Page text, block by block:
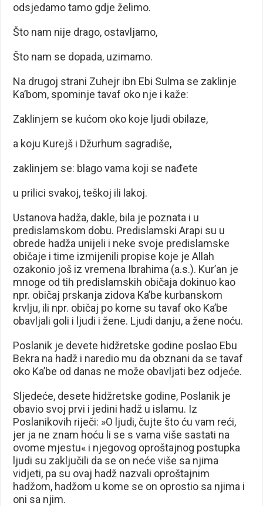
odsjedamo tamo gdje želimo.
Što nam nije drago, ostavljamo,
Što nam se dopada, uzimamo.
Na drugoj strani Zuhejr ibn Ebi Sulma se zaklinje
Ka’bom, spominje tavaf oko nje i kaže:
Zaklinjem se kućom oko koje ljudi obilaze,
a koju Kurejš i Džurhum sagradiše,
zaklinjem se: blago vama koji se nađete
u prilici svakoj, teškoj ili lakoj.
Ustanova hadža, dakle, bila je poznata i u
predislamskom dobu. Predislamski Arapi su u
obrede hadža unijeli i neke svoje predislamske
običaje i time izmijenili propise koje je Allah
ozakonio još iz vremena Ibrahima (a.s.). Kur’an je
mnoge od tih predislamskih običaja dokinuo kao
npr. običaj prskanja zidova Ka’be kurbanskom
krvlju, ili npr. običaj po kome su tavaf oko Ka’be
obavljali goli i ljudi i žene. Ljudi danju, a žene noću.
Poslanik je devete hidžretske godine poslao Ebu
Bekra na hadž i naredio mu da obznani da se tavaf
oko Ka’be od danas ne može obavljati bez odjeće.
Sljedeće, desete hidžretske godine, Poslanik je
obavio svoj prvi i jedini hadž u islamu. Iz
Poslanikovih riječi: »O ljudi, čujte što ću vam reći,
jer ja ne znam hoću li se s vama više sastati na
ovome mjestu« i njegovog oproštajnog postupka
ljudi su zaključili da se on neće više sa njima
vidjeti, pa su ovaj hadž nazvali oproštajnim
hadžom, hadžom u kome se on oprostio sa njima i
oni sa njim.